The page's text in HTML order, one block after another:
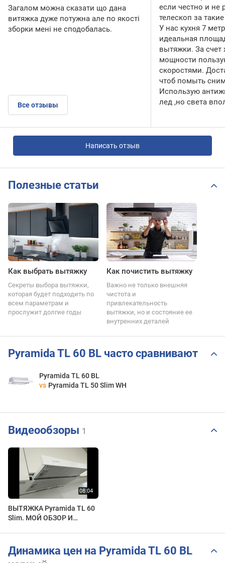
Загалом можна сказати що дана
витяжка дуже потужна але по якості
зборки мені не сподобалась.
Все отзывы
если честно и не
телескоп за
У нас кухня 7
идеальная
вытяжки. За счет
мощности
скоростями.
чтоб помыть
Использую
лед ,но света
Написать отзыв
Полезные статьи
Как выбрать вытяжку
Секреты выбора вытяжки,
которая будет подходить по
всем параметрам и
прослужит долгие годы
Как почистить вытяжку
Важно не только внешняя
чистота и
привлекательность
вытяжки, но и состояние ее
внутренних деталей
Pyramida TL 60 BL часто сравнивают
Pyramida TL 60 BL
vs Pyramida TL 50 Slim WH
Видеообзоры 1
ВЫТЯЖКА Pyramida TL 60
Slim. МОЙ ОБЗОР И
Динамика цен на Pyramida TL 60 BL